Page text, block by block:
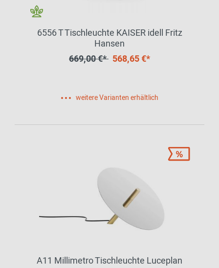
6556 T Tischleuchte KAISER idell Fritz
Hansen
669,00 €* 568,65 €*
weitere Varianten erhältlich
A11 Millimetro Tischleuchte Luceplan